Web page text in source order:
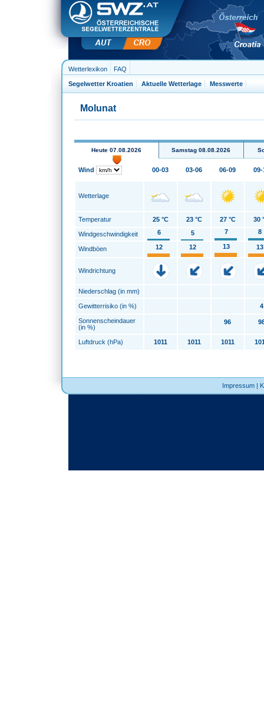
Wetterlexikon FAQ
Segelwetter Kroatien Aktuelle Wetterlage Messwerte
Molunat
Heute 07.08.2026 Samstag 08.08.2026
Wind 00-03 03-06 06-09 09-
Wetterlage
Temperatur 25 °C 23 °C 27 °C 30
Windgeschwindigkeit 6 5 7 8
Windböen 12 12 13 13
Windrichtung
Niederschlag (in mm)
Gewitterrisiko (in %) 4
Sonnenscheindauer
(in %)
96
Luftdruck (hPa) 1011 1011 1011
Impressum |